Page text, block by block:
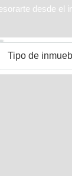
desde el
Tipo de